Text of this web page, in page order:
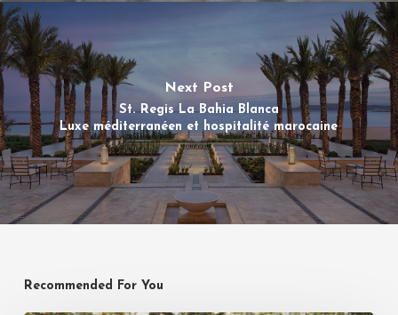
Next Post
St. Regis La Bahia Blanca
Luxe méditerranéen et hospitalité marocaine
Recommended For You